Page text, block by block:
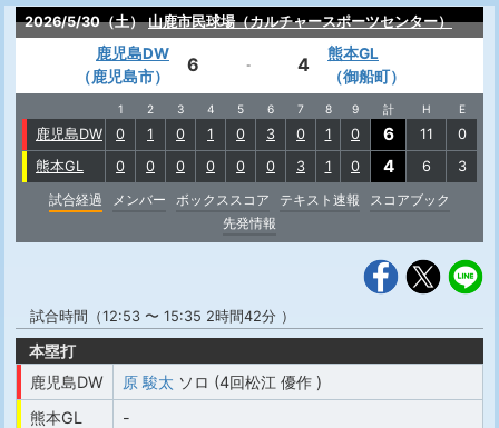
2026/5/30（土） 山鹿市民球場（カルチャースポーツセンター）
鹿児島DW
（鹿児島市）
6 - 4
熊本GL
（御船町）
1 2 3 4 5 6 7 8 9 計 H E
鹿児島DW 0 1 0 1 0 3 0 1 0 6 11
0
熊本GL
0 0 0 0 0 0 3 1 0 4 6
3
試合経過
メンバー ボックススコア テキスト速報
スコアブック
先発情報
試合時間（12:53 〜 15:35 2時間42分 ）
本塁打
鹿児島DW
原 駿太 ソロ (4回松江 優作 )
熊本GL
-